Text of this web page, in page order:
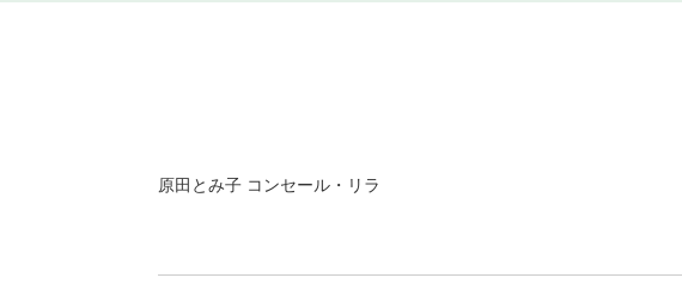
原田とみ子 コンセール・リラ